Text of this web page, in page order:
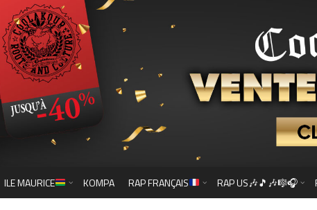
ILE MAURICE KOMPA RAP FRANÇAIS RAP US🎶🎵🎶🎼🎧